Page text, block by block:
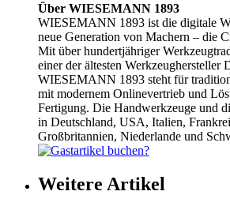
Über WIESEMANN 1893
WIESEMANN 1893 ist die digitale
neue Generation von Machern – die
Mit über hundertjähriger
einer der ältesten Werkzeughersteller
WIESEMANN 1893 steht für
mit modernem Onlinevertrieb und
Fertigung. Die Handwerkzeuge und
in Deutschland, USA, Italien,
Großbritannien, Niederlande und
Weitere Artikel